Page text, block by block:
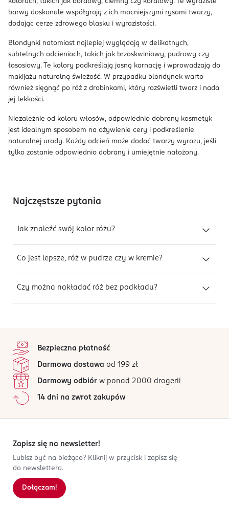
barwy doskonale współgrają z ich mocniejszymi rysami twarzy,
dodając cerze zdrowego blasku i wyrazistości.
Blondynki natomiast najlepiej wyglądają w delikatnych,
subtelnych odcieniach, takich jak brzoskwiniowy, pudrowy czy
łososiowy. Te kolory podkreślają jasną karnację i wprowadzają do
makijażu naturalną świeżość. W przypadku blondynek warto
również sięgnąć po róż z drobinkami, który rozświetli twarz i nada
jej lekkości.
Niezależnie od koloru włosów, odpowiednio dobrany kosmetyk
jest idealnym sposobem na ożywienie cery i podkreślenie
naturalnej urody. Każdy odcień może dodać twarzy wyrazu, jeśli
tylko zostanie odpowiednio dobrany i umiejętnie nałożony.
Najczęstsze pytania
Jak znaleźć swój kolor różu?
Co jest lepsze, róż w pudrze czy w kremie?
Czy można nakładać róż bez podkładu?
Bezpieczna płatność
Darmowa dostawa od 199 zł
Darmowy odbiór w ponad 2000 drogerii
14 dni na zwrot zakupów
Zapisz się na newsletter!
Lubisz być na bieżąco? Kliknij w przycisk i zapisz się
do newslettera.
Dołączam!